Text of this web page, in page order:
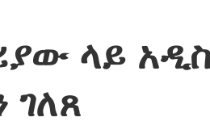
ላይ አዲስ